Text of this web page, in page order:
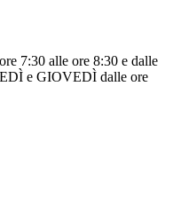
7:30 alle ore 8:30 e dalle
e GIOVEDÌ dalle ore